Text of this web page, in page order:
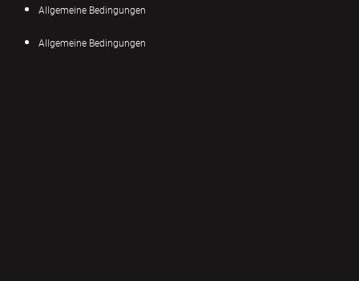
Allgemeine Bedingungen
Allgemeine Bedingungen